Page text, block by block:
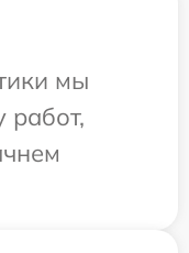
мы
работ,